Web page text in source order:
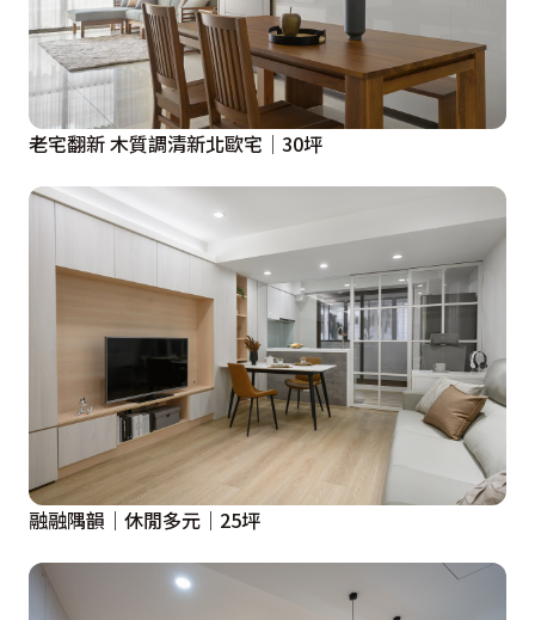
老宅翻新 木質調清新北歐宅│30坪
融融隅韻｜休閒多元｜25坪